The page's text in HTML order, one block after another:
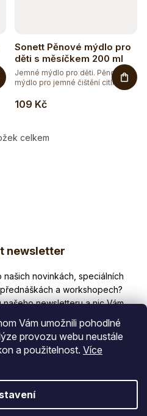
Vám umožnili pohodlné
provozu webu neustále
a použitelnost. Více
Sonett Pěnové mýdlo pro
děti s měsíčkem 200 ml
109 Kč
Jemné mýdlo pro děti. Pěnové
mýdlo pro jemné čištění citlivé...
O
p
v
k
y
v
ý
p
celkem
newsletter
novinky či slevy!
mail
souhlasíte s
údajů